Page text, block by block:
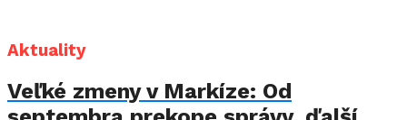
Aktuality
Veľké zmeny v Markíze: Od